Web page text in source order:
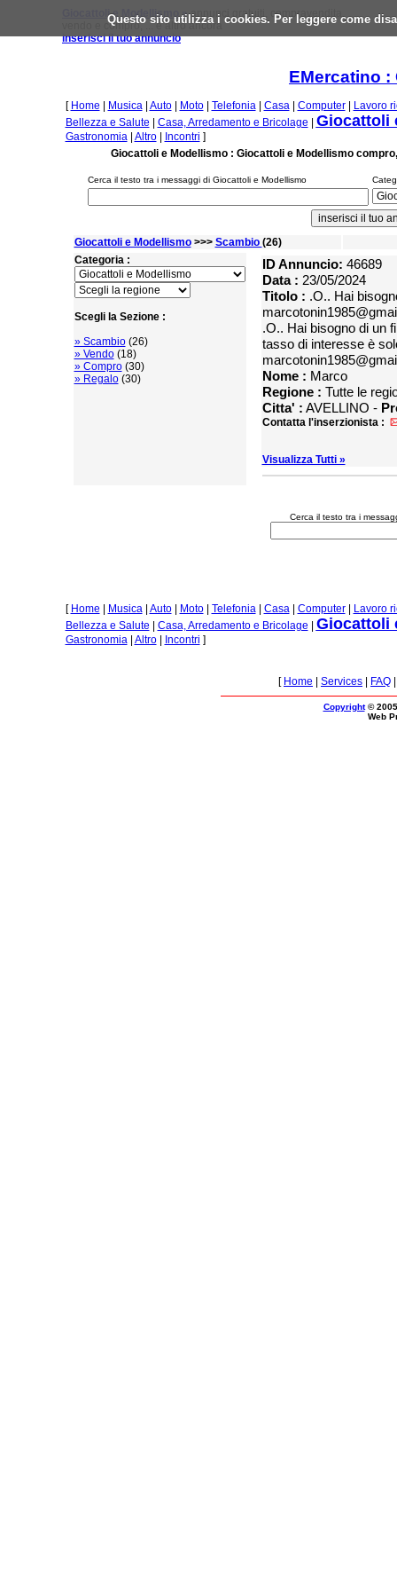
Questo sito utilizza i cookies. Per leggere come
Giocattoli e Modellismo »annunci gratuiti, compravendita,
vendo e compro, ... e altro ancora
inserisci il tuo annuncio
EMercatino
[ Home Musica| Auto| Moto| Telefonia| Casa| Computer|
Lavoro
Bellezza e Salute
Casa, Arredamento e Bricolage Giocattoli
Gastronomia| Altro| Incontri ]
Giocattoli e Modellismo : Giocattoli e Modellismo
Cerca il testo tra i messaggi di Giocattoli e Modellismo
Giocattoli e Modellismo>>> Scambio (26)
Categoria :
Scegli la Sezione :
» Scambio(26)
» Vendo(18)
» Compro(30)
» Regalo(30)
ID Annuncio: 46689
Data : 23/05/2024
Titolo : .O.. Hai
.O.. Hai bisogno di un
tasso di interesse è
Nome : Marco
Regione : Tutte le
Citta' : AVELLINO -
Contatta l'inserzionista :
Visualizza Tutti »
Cerca il testo tra i
[ Home Musica| Auto| Moto| Telefonia| Casa| Computer|
Lavoro
Bellezza e Salute
Casa, Arredamento e Bricolage Giocattoli
Gastronomia| Altro| Incontri ]
[ Home Services FAQ
Copyright©
Web